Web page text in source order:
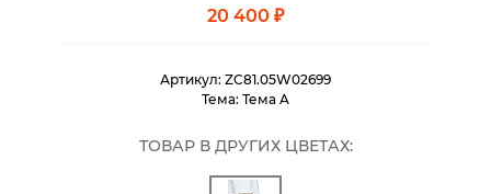
20 400 ₽
Артикул: ZC81.05W02699
Тема: Тема A
ТОВАР В ДРУГИХ ЦВЕТАХ: